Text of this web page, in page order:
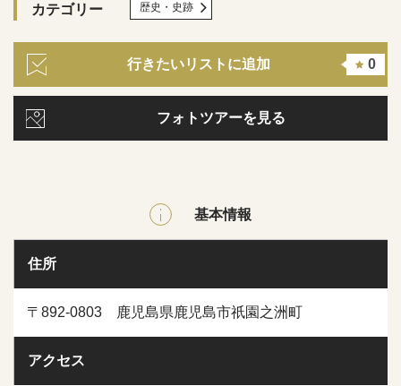
カテゴリー 歴史・史跡
行きたいリストに追加 0
フォトツアーを見る
基本情報
住所
〒892-0803 鹿児島県鹿児島市祇園之洲町
アクセス